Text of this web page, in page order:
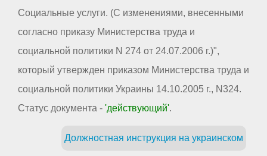
Социальные услуги. (С изменениями, внесенными
согласно приказу Министерства труда и
социальной политики N 274 от 24.07.2006 г.)",
который утвержден приказом Министерства труда и
социальной политики Украины 14.10.2005 г., N324.
Статус документа - 'действующий'.
Должностная инструкция на украинском